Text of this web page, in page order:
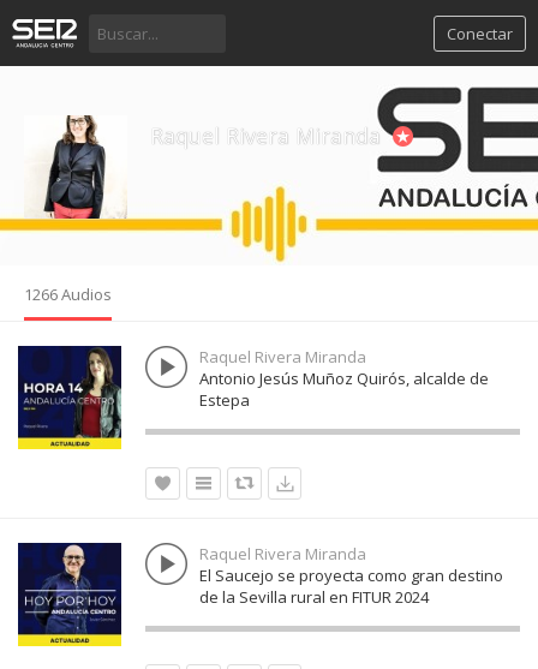
Conectar
Raquel Rivera Miranda
1266 Audios
Raquel Rivera Miranda
Antonio Jesús Muñoz Quirós, alcalde de
Estepa
Raquel Rivera Miranda
El Saucejo se proyecta como gran destino
de la Sevilla rural en FITUR 2024